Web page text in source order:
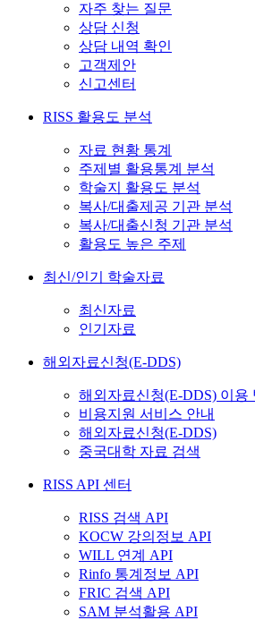
자주 찾는 질문
상담 신청
상담 내역 확인
고객제안
신고센터
RISS 활용도 분석
자료 현황 통계
주제별 활용통계 분석
학술지 활용도 분석
복사/대출제공 기관 분석
복사/대출신청 기관 분석
활용도 높은 주제
최신/인기 학술자료
최신자료
인기자료
해외자료신청(E-DDS)
해외자료신청(E-DDS) 이용
비용지원 서비스 안내
해외자료신청(E-DDS)
중국대학 자료 검색
RISS API 센터
RISS 검색 API
KOCW 강의정보 API
WILL 연계 API
Rinfo 통계정보 API
FRIC 검색 API
SAM 분석활용 API